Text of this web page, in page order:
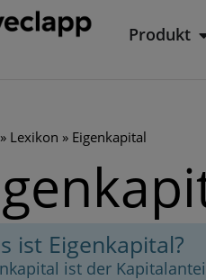
Produkt
» Lexikon » Eigenkapital
ist Eigenkapital?
ist der